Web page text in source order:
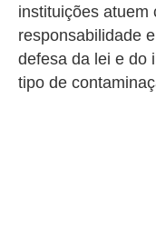
instituições atuem
responsabilidade
defesa da lei e do
tipo de